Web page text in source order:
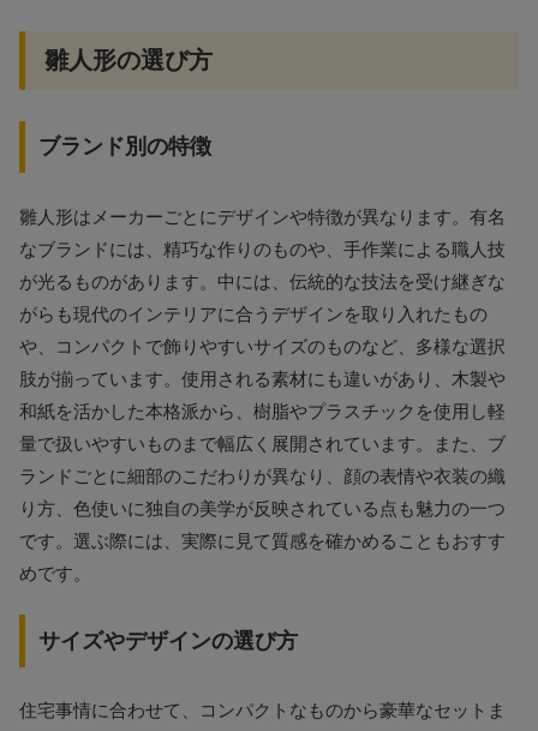
雛人形の選び方
ブランド別の特徴
雛人形はメーカーごとにデザインや特徴が異なります。有名
なブランドには、精巧な作りのものや、手作業による職人技
が光るものがあります。中には、伝統的な技法を受け継ぎな
がらも現代のインテリアに合うデザインを取り入れたもの
や、コンパクトで飾りやすいサイズのものなど、多様な選択
肢が揃っています。使用される素材にも違いがあり、木製や
和紙を活かした本格派から、樹脂やプラスチックを使用し軽
量で扱いやすいものまで幅広く展開されています。また、ブ
ランドごとに細部のこだわりが異なり、顔の表情や衣装の織
り方、色使いに独自の美学が反映されている点も魅力の一つ
です。選ぶ際には、実際に見て質感を確かめることもおすす
めです。
サイズやデザインの選び方
住宅事情に合わせて、コンパクトなものから豪華なセットま